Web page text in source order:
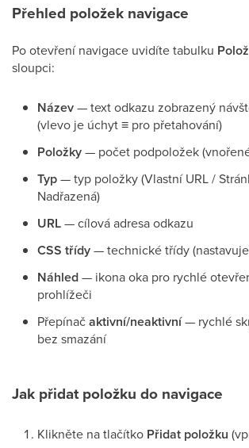
Přehled položek navigace
Po otevření navigace uvidíte tabulku
sloupci:
Název— text odkazu zobrazený
(vlevo je úchyt ≡ pro přetahování)
Položky— počet podpoložek
Typ— typ položky (Vlastní URL /
Nadřazená)
URL— cílová adresa odkazu
CSS třídy— technické třídy
Náhled— ikona oka pro rychlé
prohlížeči
Přepínačaktivní/neaktivní— rychlé
bez smazání
Jak přidat položku do navigace
Klikněte na tlačítko Přidat položku